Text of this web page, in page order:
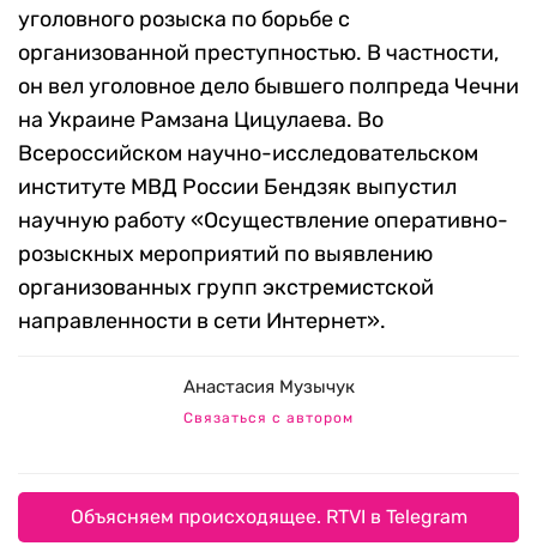
уголовного розыска по борьбе с
организованной преступностью. В частности,
он вел уголовное дело бывшего полпреда Чечни
на Украине Рамзана Цицулаева. Во
Всероссийском научно-исследовательском
институте МВД России Бендзяк выпустил
научную работу «Осуществление оперативно-
розыскных мероприятий по выявлению
организованных групп экстремистской
направленности в сети Интернет».
Анастасия Музычук
Связаться с автором
Объясняем происходящее. RTVI в Telegram